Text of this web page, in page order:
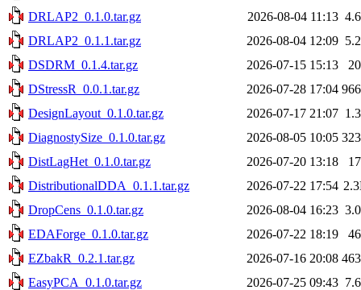
DRLAP2_0.1.0.tar.gz
2026-08-04 11:13
DRLAP2_0.1.1.tar.gz
2026-08-04 12:09
DSDRM_0.1.4.tar.gz
2026-07-15 15:13
DStressR_0.0.1.tar.gz
2026-07-28 17:04
DesignLayout_0.1.0.tar.gz
2026-07-17 21:07
DiagnostySize_0.1.0.tar.gz
2026-08-05 10:05
DistLagHet_0.1.0.tar.gz
2026-07-20 13:18
DistributionalDDA_0.1.1.tar.gz
2026-07-22 17:54
DropCens_0.1.0.tar.gz
2026-08-04 16:23
EDAForge_0.1.0.tar.gz
2026-07-22 18:19
EZbakR_0.2.1.tar.gz
2026-07-16 20:08
EasyPCA_0.1.0.tar.gz
2026-07-25 09:43